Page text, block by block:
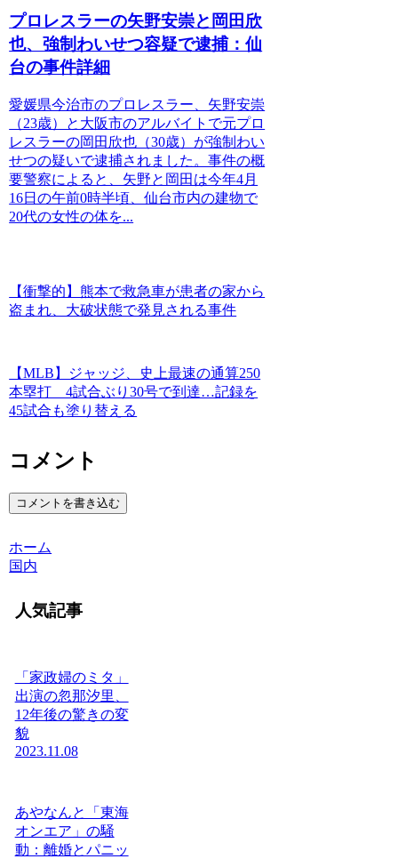
プロレスラーの矢野安崇と岡田欣
也、強制わいせつ容疑で逮捕：仙
台の事件詳細
愛媛県今治市のプロレスラー、矢野安崇
（23歳）と大阪市のアルバイトで元プロ
レスラーの岡田欣也（30歳）が強制わい
せつの疑いで逮捕されました。事件の概
要警察によると、矢野と岡田は今年4月
16日の午前0時半頃、仙台市内の建物で
20代の女性の体を...
【衝撃的】熊本で救急車が患者の家から
盗まれ、大破状態で発見される事件
【MLB】ジャッジ、史上最速の通算250
本塁打 4試合ぶり30号で到達…記録を
45試合も塗り替える
コメント
コメントを書き込む
ホーム
国内
人気記事
「家政婦のミタ」
出演の忽那汐里、
12年後の驚きの変
貌
2023.11.08
あやなんと「東海
オンエア」の騒
動：離婚とパニッ